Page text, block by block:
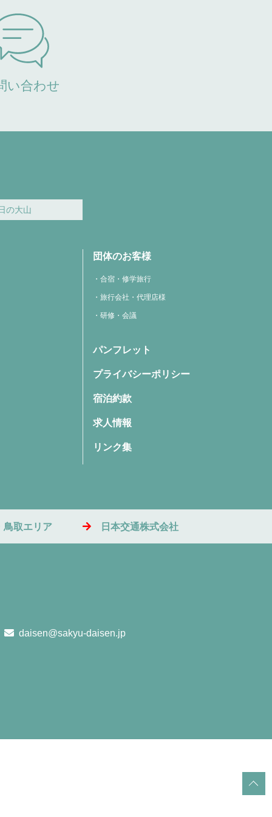
い合わせ
の大山
団体のお客様
合宿・修学旅行
旅行会社・代理店様
研修・会議
パンフレット
プライバシーポリシー
宿泊約款
求人情報
リンク集
鳥取エリア 日本交通株式会社
daisen@sakyu-daisen.jp